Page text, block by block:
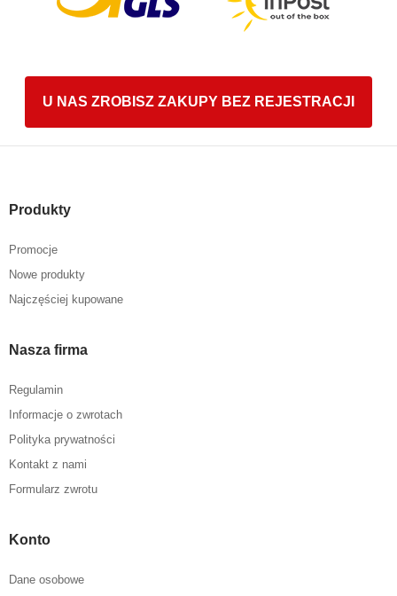
U NAS ZROBISZ ZAKUPY BEZ REJESTRACJI
Produkty
Promocje
Nowe produkty
Najczęściej kupowane
Nasza firma
Regulamin
Informacje o zwrotach
Polityka prywatności
Kontakt z nami
Formularz zwrotu
Konto
Dane osobowe